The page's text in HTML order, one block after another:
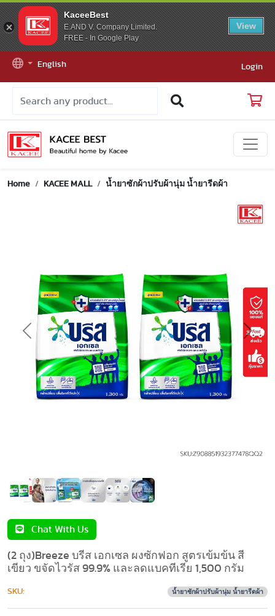
KaceeBest
E.AND V. Company Limited.
FREE - In Google Play
View
English Login
Home KACEE MALL น้ำยาซักผ้าปรับผ้านุ่ม น้ำยารีดผ้า
Previous Next
Chat With Us
(2 ถุง)Breeze บรีส เอกเซล ผงซักฟอก สูตรเข้มข้น สี
เขียว ขจัดไวรัส 99.9% และลดแบคทีเรีย 1,500 กรัม
SKU: น้ำยาซักผ้าปรับผ้านุ่ม น้ำยารีดผ้า